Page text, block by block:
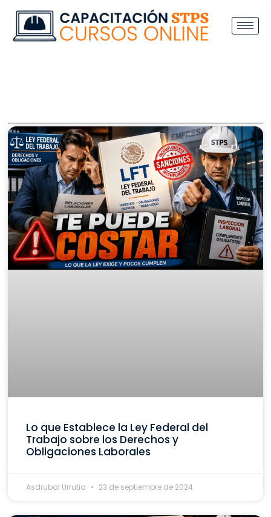
Lo que Establece la Ley Federal del
Trabajo sobre los Derechos y
Obligaciones Laborales
Asdrubal Urrutia 23 de septiembre de 2024